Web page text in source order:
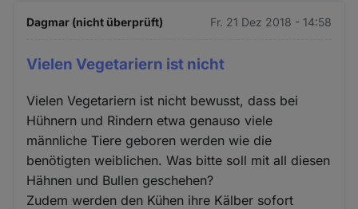
Dagmar (nicht überprüft) Fr. 21 Dez 2018 - 14:58
Vielen Vegetariern ist nicht
Vielen Vegetariern ist nicht bewusst, dass bei
Hühnern und Rindern etwa genauso viele
männliche Tiere geboren werden wie die
benötigten weiblichen. Was bitte soll mit all diesen
Hähnen und Bullen geschehen?
Zudem werden den Kühen ihre Kälber sofort